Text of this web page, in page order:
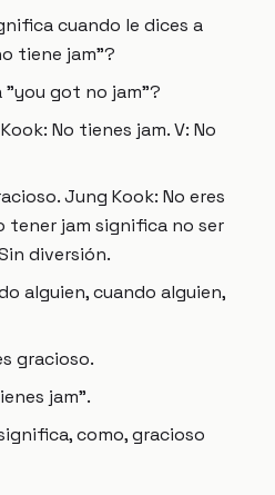
cuando le dices a
tiene jam"?
"you got no jam"?
No tienes jam. V: No
Jung Kook: No eres
tener jam significa no ser
diversión.
alguien, cuando alguien,
gracioso.
jam".
como, gracioso